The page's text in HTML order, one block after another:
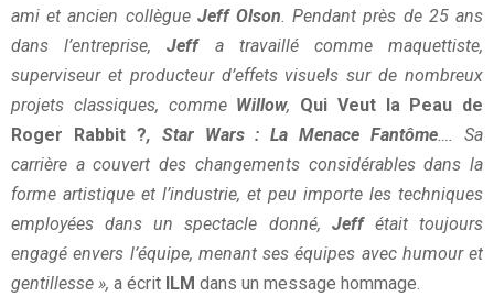
ami et ancien collègue Jeff Olson. Pendant près de 25 ans
dans l’entreprise,Jeffa travaillé comme maquettiste,
superviseur et producteur d’effets visuels sur de nombreux
projets classiques, comme Willow, Qui Veut la Peau de
Roger Rabbit ?, Star Wars : La Menace Fantôme…. Sa
carrière a couvert des changements considérables dans la
forme artistique et l’industrie, et peu importe les techniques
employées dans un spectacle donné, Jeffétait toujours
engagé envers l’équipe, menant ses équipes avec humour et
gentillesse », a écrit ILM dans un message hommage.